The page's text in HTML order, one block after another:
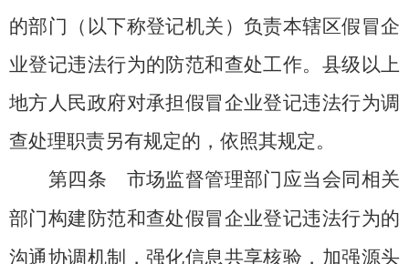
的部门（以下称登记机关）负责本辖区假冒企
业登记违法行为的防范和查处工作。县级以上
地方人民政府对承担假冒企业登记违法行为调
查处理职责另有规定的，依照其规定。
第四条 市场监督管理部门应当会同相关
部门构建防范和查处假冒企业登记违法行为的
沟通协调机制，强化信息共享核验，加强源头